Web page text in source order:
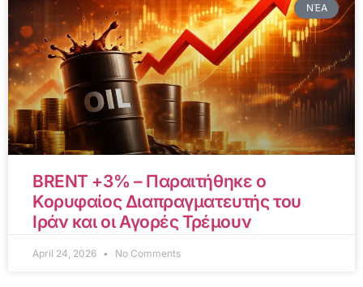
ΝΈΑ
BRENT +3% – Παραιτήθηκε ο
Κορυφαίος Διαπραγματευτής του
Ιράν και οι Αγορές Τρέμουν
April 24, 2026 No Comments